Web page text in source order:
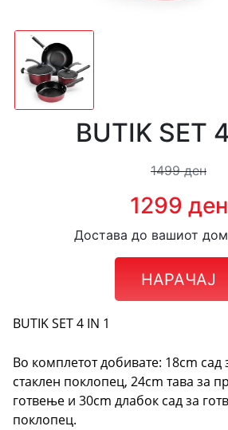
BUTIK SET
1499 ден
1299 ден
Достава до вашиот
НАРАЧАЈ
BUTIK SET 4 IN 1
Во комплетот добивате: 18cm сад
стаклен поклопец, 24cm тава за
готвење и 30cm длабок сад за
поклопец.